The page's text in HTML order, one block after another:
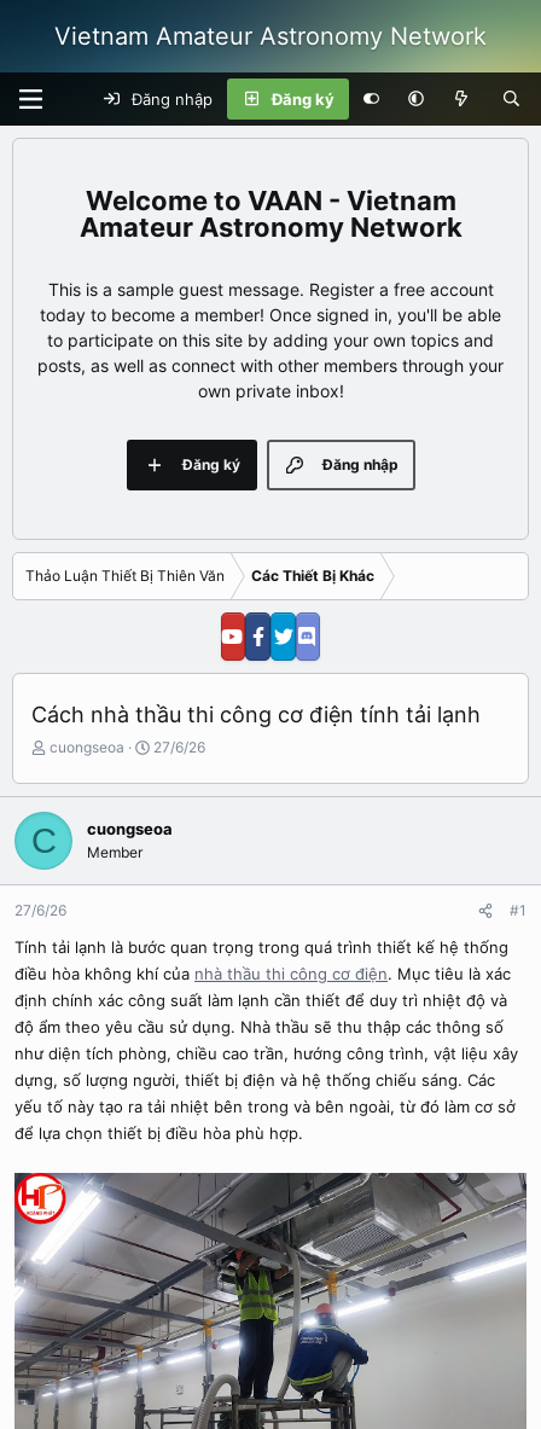
Vietnam Amateur Astronomy Network
Đăng nhập Đăng ký
VAAN - Vietnam
Amateur Astronomy Network
This is a sample guest message. Register a free account
today to become a member! Once signed in, you'll be able
to participate on this site by adding your own topics and
posts, as well as connect with other members through your
own private inbox!
Đăng nhập
Đăng ký
Thảo Luận Thiết Bị Thiên Văn Các Thiết Bị Khác
Cách nhà thầu thi công cơ điện tính tải lạnh
N
ư
ờ
i
k
i
t
ạ
o
cuongseoa
N
à
b
u
27/6/26
C cuongseoa
Member
27/6/26 #1
Tính tải lạnh là bước quan trọng trong quá trình thiết kế hệ thống
điều hòa không khí của nhà thầu thi công cơ điện. Mục tiêu là xác
định chính xác công suất làm lạnh cần thiết để duy trì nhiệt độ và
độ ẩm theo yêu cầu sử dụng. Nhà thầu sẽ thu thập các thông số
như diện tích phòng, chiều cao trần, hướng công trình, vật liệu xây
dựng, số lượng người, thiết bị điện và hệ thống chiếu sáng. Các
yếu tố này tạo ra tải nhiệt bên trong và bên ngoài, từ đó làm cơ sở
để lựa chọn thiết bị điều hòa phù hợp.